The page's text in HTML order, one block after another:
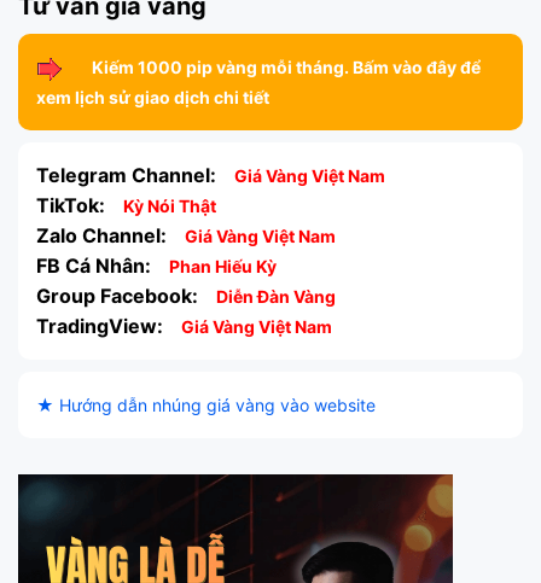
Kiếm 1000 pip vàng mỗi tháng. Bấm vào đây để
xem lịch sử giao dịch chi tiết
Telegram Channel: Giá Vàng Việt Nam
TikTok: Kỳ Nói Thật
Zalo Channel: Giá Vàng Việt Nam
FB Cá Nhân: Phan Hiếu Kỳ
Group Facebook: Diễn Đàn Vàng
TradingView: Giá Vàng Việt Nam
★ Hướng dẫn nhúng giá vàng vào website